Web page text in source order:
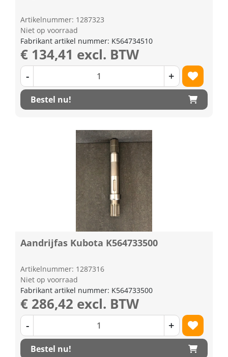
Artikelnummer: 1287323
Niet op voorraad
Fabrikant artikel nummer: K564734510
€ 134,41 excl. BTW
- +
Bestel nu!
Aandrijfas Kubota K564733500
Artikelnummer: 1287316
Niet op voorraad
Fabrikant artikel nummer: K564733500
€ 286,42 excl. BTW
- +
Bestel nu!